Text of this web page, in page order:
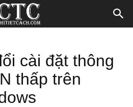
cài đặt thông
thấp trên